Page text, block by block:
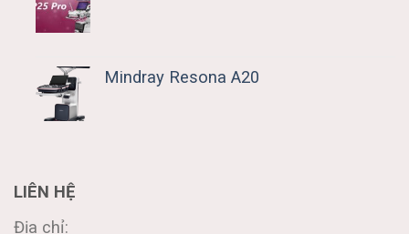
Mindray Resona A20
LIÊN HỆ
Địa chỉ: